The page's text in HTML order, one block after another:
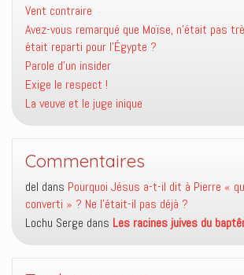
Vent contraire
Avez-vous remarqué que Moïse, n’était pas
était reparti pour l’Égypte ?
Parole d’un insider
Exige le respect !
La veuve et le juge inique
Commentaires
del dans Pourquoi Jésus a-t-il dit à Pierre «
converti » ? Ne l’était-il pas déjà ?
Lochu Serge dans Les racines juives du